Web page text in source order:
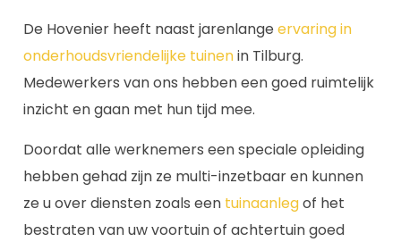
De Hovenier heeft naast jarenlange ervaring in
onderhoudsvriendelijke tuinenin Tilburg.
Medewerkers van ons hebben een goed ruimtelijk
inzicht en gaan met hun tijd mee.
Doordat alle werknemers een speciale opleiding
hebben gehad zijn ze multi-inzetbaar en kunnen
ze u over diensten zoals een tuinaanlegof het
bestraten van uw voortuin of achtertuin goed